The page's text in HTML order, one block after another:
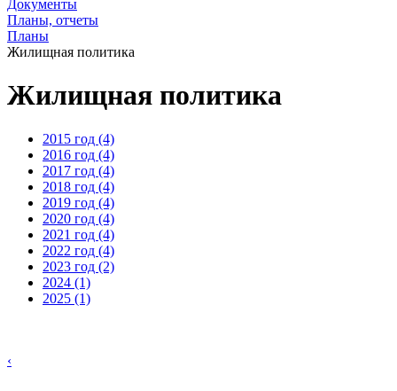
Документы
Планы, отчеты
Планы
Жилищная политика
Жилищная политика
2015 год (4)
2016 год (4)
2017 год (4)
2018 год (4)
2019 год (4)
2020 год (4)
2021 год (4)
2022 год (4)
2023 год (2)
2024 (1)
2025 (1)
‹